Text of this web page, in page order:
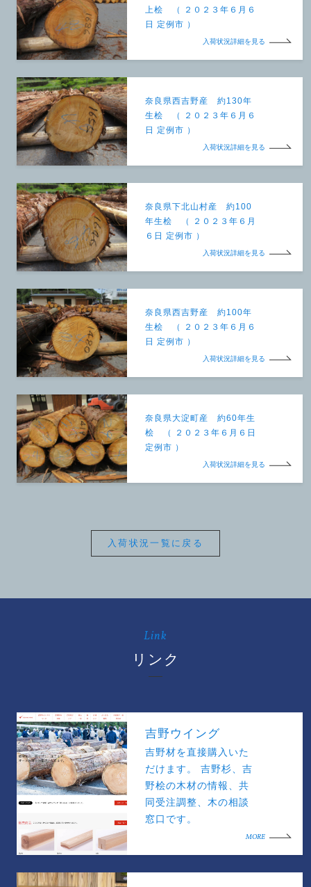
上桧 （ ２０２３年６月６
日 定例市 ）
入荷状況詳細を見る
奈良県西吉野産 約130年
生桧 （ ２０２３年６月６
日 定例市 ）
入荷状況詳細を見る
奈良県下北山村産 約100
年生桧 （ ２０２３年６月
６日 定例市 ）
入荷状況詳細を見る
奈良県西吉野産 約100年
生桧 （ ２０２３年６月６
日 定例市 ）
入荷状況詳細を見る
奈良県大淀町産 約60年生
桧 （ ２０２３年６月６日
定例市 ）
入荷状況詳細を見る
入荷状況一覧に戻る
Link
リンク
吉野ウイング
吉野材を直接購入いた
だけます。 吉野杉、吉
野桧の木材の情報、共
同受注調整、木の相談
窓口です。
MORE